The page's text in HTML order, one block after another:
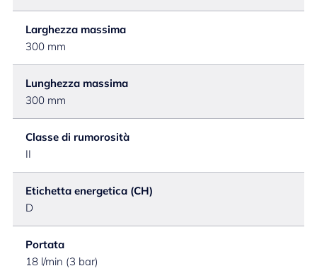
Larghezza massima
300 mm
Lunghezza massima
300 mm
Classe di rumorosità
II
Etichetta energetica (CH)
D
Portata
18 l/min (3 bar)